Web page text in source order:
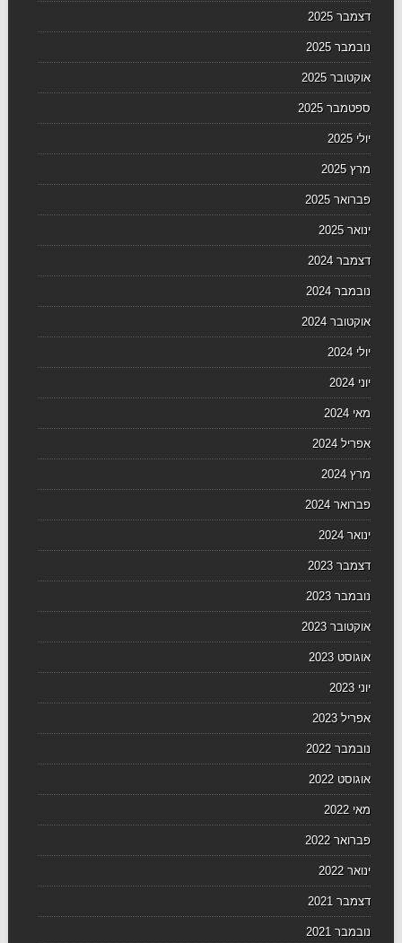
דצמבר 2025
נובמבר 2025
אוקטובר 2025
ספטמבר 2025
יולי 2025
מרץ 2025
פברואר 2025
ינואר 2025
דצמבר 2024
נובמבר 2024
אוקטובר 2024
יולי 2024
יוני 2024
מאי 2024
אפריל 2024
מרץ 2024
פברואר 2024
ינואר 2024
דצמבר 2023
נובמבר 2023
אוקטובר 2023
אוגוסט 2023
יוני 2023
אפריל 2023
נובמבר 2022
אוגוסט 2022
מאי 2022
פברואר 2022
ינואר 2022
דצמבר 2021
נובמבר 2021